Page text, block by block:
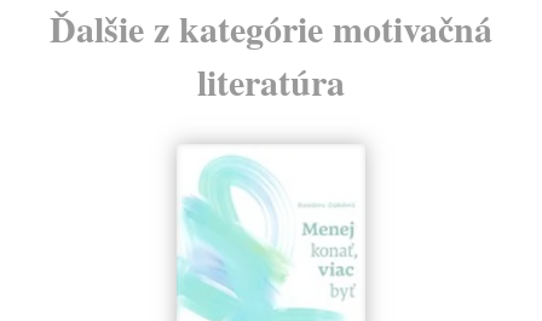
Ďalšie z kategórie motivačná
literatúra